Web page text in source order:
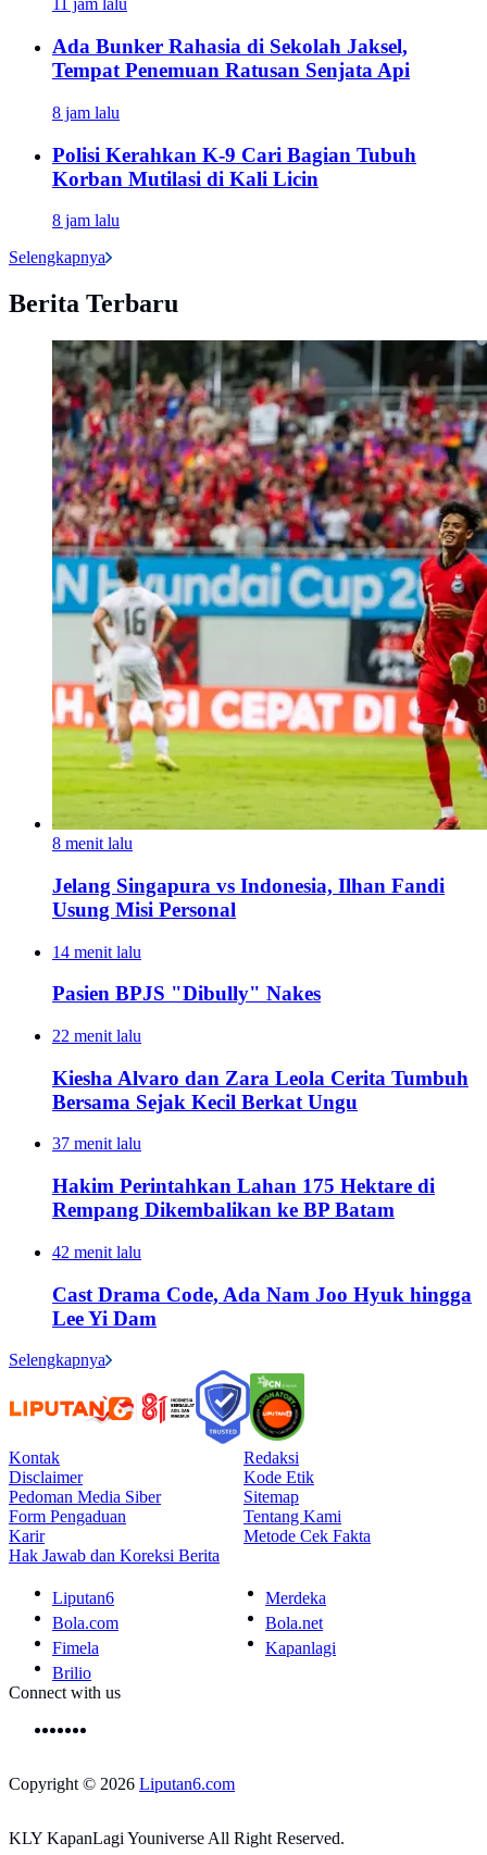
11 jam lalu
Ada Bunker Rahasia di Sekolah Jaksel,
Tempat Penemuan Ratusan Senjata Api
8 jam lalu
Polisi Kerahkan K-9 Cari Bagian Tubuh
Korban Mutilasi di Kali Licin
8 jam lalu
Selengkapnya
Berita Terbaru
8 menit lalu
Jelang Singapura vs Indonesia, Ilhan Fandi
Usung Misi Personal
14 menit lalu
Pasien BPJS "Dibully" Nakes
22 menit lalu
Kiesha Alvaro dan Zara Leola Cerita Tumbuh
Bersama Sejak Kecil Berkat Ungu
37 menit lalu
Hakim Perintahkan Lahan 175 Hektare di
Rempang Dikembalikan ke BP Batam
42 menit lalu
Cast Drama Code, Ada Nam Joo Hyuk hingga
Lee Yi Dam
Selengkapnya
Kontak
Redaksi
Disclaimer
Kode Etik
Pedoman Media Siber
Sitemap
Form Pengaduan
Tentang Kami
Karir
Metode Cek Fakta
Hak Jawab dan Koreksi Berita
Liputan6
Merdeka
Bola.com
Bola.net
Fimela
Kapanlagi
Brilio
Connect with us
Copyright © 2026 Liputan6.com
KLY KapanLagi Youniverse All Right Reserved.